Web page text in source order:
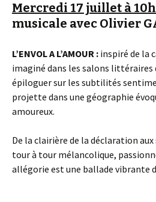
Mercredi 17 juillet à
musicale avec Olivier
L’ENVOL A L’AMOUR : inspiré de la
imaginé dans les salons littéraires
épiloguer sur les subtilités
projette dans une géographie
amoureux.
De la clairière de la déclaration
tour à tour mélancolique,
allégorie est une ballade vibrante